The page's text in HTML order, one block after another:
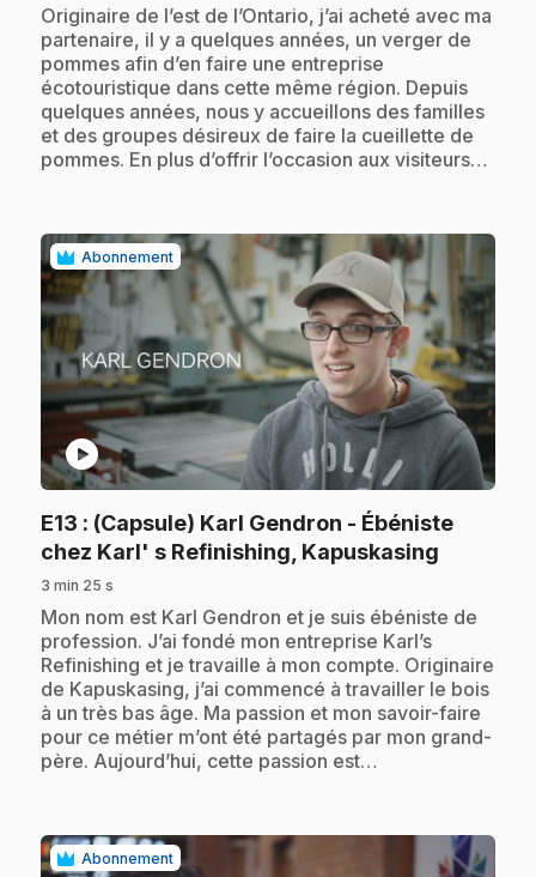
.Originaire de l’est de l’Ontario, j’ai acheté avec ma
partenaire, il y a quelques années, un verger de
pommes afin d’en faire une entreprise
écotouristique dans cette même région. Depuis
quelques années, nous y accueillons des familles
et des groupes désireux de faire la cueillette de
pommes. En plus d’offrir l’occasion aux visiteurs…
Abonnement
play_circle
E13 : (Capsule) Karl Gendron - Ébéniste
chez Karl' s Refinishing, Kapuskasing
3 min 25 s
.Mon nom est Karl Gendron et je suis ébéniste de
profession. J’ai fondé mon entreprise Karl’s
Refinishing et je travaille à mon compte. Originaire
de Kapuskasing, j’ai commencé à travailler le bois
à un très bas âge. Ma passion et mon savoir-faire
pour ce métier m’ont été partagés par mon grand-
père. Aujourd’hui, cette passion est…
Abonnement